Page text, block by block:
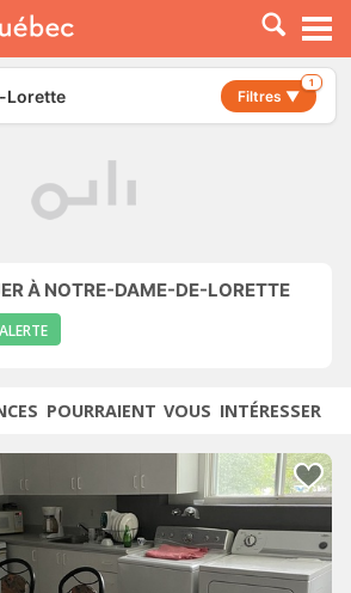
Lorette Filtres ▼
1
À NOTRE-DAME-DE-LORETTE
POURRAIENT VOUS INTÉRESSER